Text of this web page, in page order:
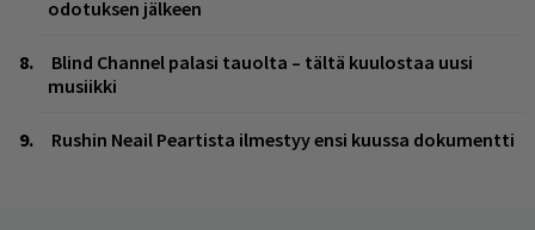
odotuksen jälkeen
Blind Channel palasi tauolta – tältä kuulostaa uusi
musiikki
Rushin Neail Peartista ilmestyy ensi kuussa dokumentti